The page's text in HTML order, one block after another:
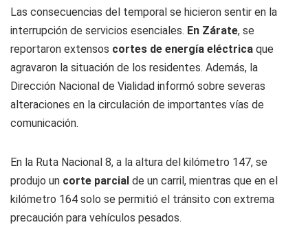
Las consecuencias del temporal se hicieron sentir en la
interrupción de servicios esenciales. En Zárate, se
reportaron extensos cortes de energía eléctrica que
agravaron la situación de los residentes. Además, la
Dirección Nacional de Vialidad informó sobre severas
alteraciones en la circulación de importantes vías de
comunicación.
En la Ruta Nacional 8, a la altura del kilómetro 147, se
produjo un corte parcial de un carril, mientras que en el
kilómetro 164 solo se permitió el tránsito con extrema
precaución para vehículos pesados.